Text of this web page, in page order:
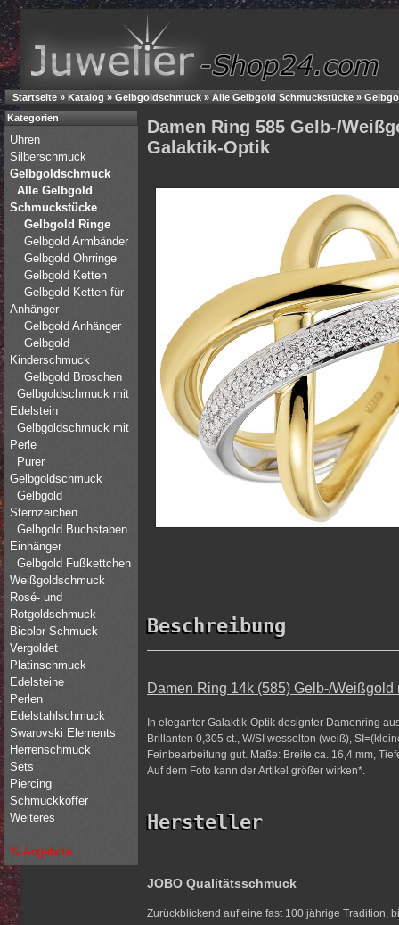
Startseite » Katalog » Gelbgoldschmuck » Alle Gelbgold Schmuckstücke »
Damen Ring 585 Gelb-/
Galaktik-Optik
Beschreibung
Damen Ring 14k (585) Gelb-/
In eleganter Galaktik-Optik designter Damenring
Brillanten 0,305 ct., W/SI wesselton (weiß),
Feinbearbeitung gut. Maße: Breite ca. 16,4 mm,
Auf dem Foto kann der Artikel größer wirken*.
Hersteller
JOBO Qualitätsschmuck
Zurückblickend auf eine fast 100 jährige Tradition,
Kategorien
Uhren
Silberschmuck
Gelbgoldschmuck
Alle Gelbgold
Schmuckstücke
Gelbgold Ringe
Gelbgold Armbänder
Gelbgold Ohrringe
Gelbgold Ketten
Gelbgold Ketten für
Anhänger
Gelbgold Anhänger
Gelbgold
Kinderschmuck
Gelbgold Broschen
Gelbgoldschmuck mit
Edelstein
Gelbgoldschmuck mit
Perle
Purer
Gelbgoldschmuck
Gelbgold
Sternzeichen
Gelbgold Buchstaben
Einhänger
Gelbgold Fußkettchen
Weißgoldschmuck
Rosé- und
Rotgoldschmuck
Bicolor Schmuck
Vergoldet
Platinschmuck
Edelsteine
Perlen
Edelstahlschmuck
Swarovski Elements
Herrenschmuck
Sets
Piercing
Schmuckkoffer
Weiteres
% Angebote